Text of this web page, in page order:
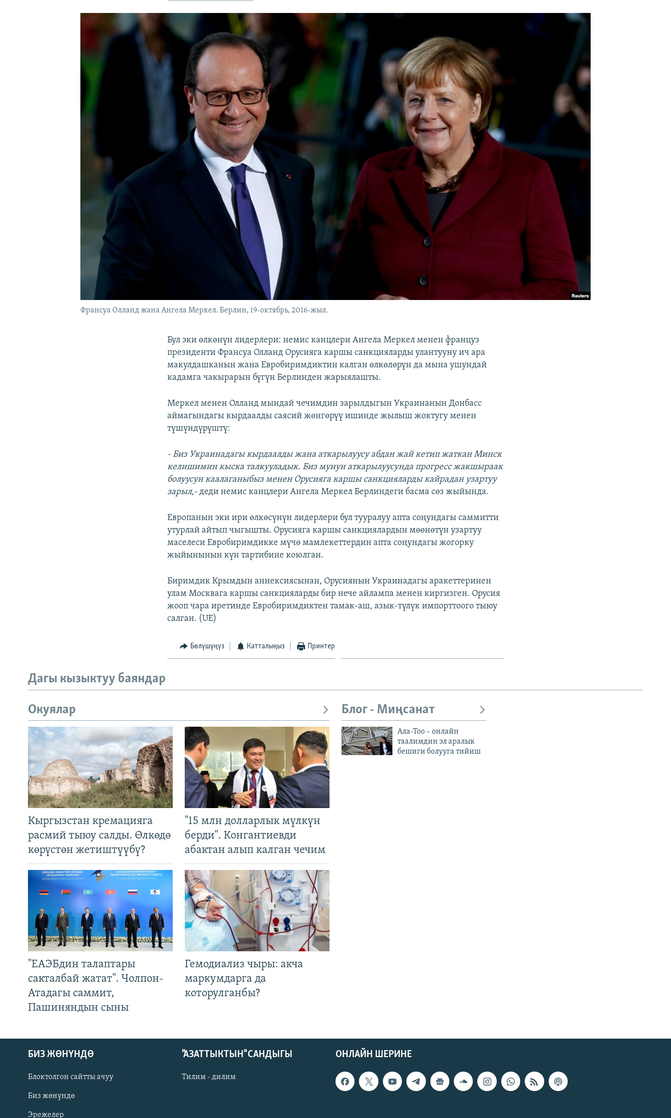
Русский
Франсуа Олланд жана Ангела Меркел. Берлин, 19-октябрь, 2016-жыл.
Бул эки өлкөнүн лидерлери: немис канцлери Ангела Меркел менен француз
президенти Франсуа Олланд Орусияга каршы санкцияларды улантууну ич ара
макулдашканын жана Евробиримдиктин калган өлкөлөрүн да мына ушундай
кадамга чакырарын бүгүн Берлинден жарыялашты.
Меркел менен Олланд мындай чечимдин зарылдыгын Украинанын Донбасс
аймагындагы кырдаалды саясий жөнгөрүү ишинде жылыш жоктугу менен
түшүндүрүштү:
- Биз Украинадагы кырдаалды жана аткарылуусу абдан жай кетип жаткан Минск
келишимин кыска талкууладык. Биз мунун аткарылуусунда прогресс жакшыраак
болуусун каалаганыбыз менен Орусияга каршы санкцияларды кайрадан узартуу
зарыл,- деди немис канцлери Ангела Меркел Берлиндеги басма сөз жыйында.
Европанын эки ири өлкөсүнүн лидерлери бул тууралуу апта соңундагы саммитти
утурлай айтып чыгышты. Орусияга каршы санкциялардын мөөнөтүн узартуу
маселеси Евробиримдикке мүчө мамлекеттердин апта соңундагы жогорку
жыйынынын күн тартибине коюлган.
Биримдик Крымдын аннексиясынан, Орусиянын Украинадагы аракеттеринен
улам Москвага каршы санкцияларды бир нече айлампа менен киргизген. Орусия
жооп чара иретинде Евробиримдиктен тамак-аш, азык-түлүк импорттоого тыюу
салган. (UE)
Бөлүшүңүз Катталыңыз Принтер
Дагы кызыктуу баяндар
Окуялар
Кыргызстан кремацияга
расмий тыюу салды. Өлкөдө
көрүстөн жетиштүүбү?
"15 млн долларлык мүлкүн
берди". Конгантиевди
абактан алып калган чечим
"ЕАЭБдин талаптары
сакталбай жатат". Чолпон-
Атадагы саммит,
Пашиняндын сыны
Гемодиализ чыры: акча
маркумдарга да
которулганбы?
Блог - Миңсанат
Ала-Тоо – онлайн
таалимдин эл аралык
бешиги болууга тийиш
ОНЛАЙН ШЕРИНЕ
БИЗ ЖӨНҮНДӨ
Блоктолгон сайтты ачуу
Биз жөнүндө
Эрежелер
"АЗАТТЫКТЫН" САНДЫГЫ
Тилим - дилим